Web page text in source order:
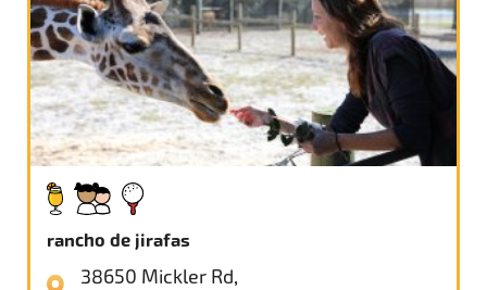
rancho de jirafas
38650 Mickler Rd,